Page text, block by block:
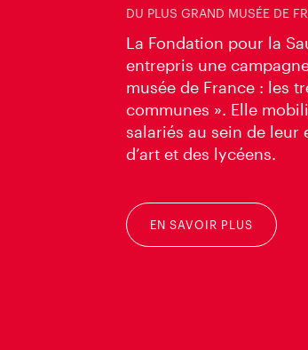
DU PLUS GRAND MUSÉE DE
La Fondation pour la
entrepris une
musée de France : les
communes ». Elle
salariés au sein de leur
d’art et des lycéens.
EN SAVOIR PLUS